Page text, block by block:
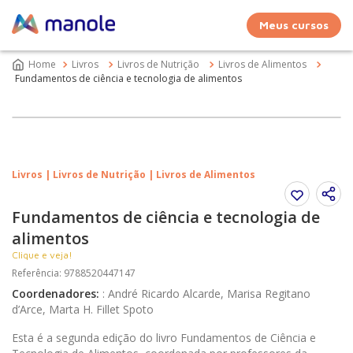
Meus cursos
Livros Livros de Nutrição
Livros de Alimentos
Fundamentos de ciência e tecnologia de alimentos
Livros | Livros de Nutrição | Livros de Alimentos
Fundamentos de ciência e tecnologia de
alimentos
Clique e veja!
Referência: 9788520447147
Coordenadores: : André Ricardo Alcarde, Marisa Regitano
d’Arce, Marta H. Fillet Spoto
Esta é a segunda edição do livro Fundamentos de Ciência e